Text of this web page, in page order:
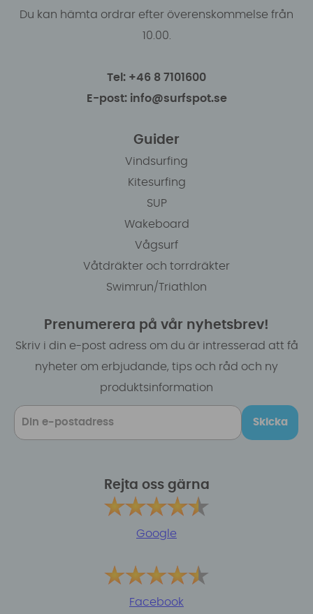
Du kan hämta ordrar efter överenskommelse från
10.00.
Tel: +46 8 7101600
E-post: info@surfspot.se
Guider
Vindsurfing
Kitesurfing
SUP
Wakeboard
Vågsurf
Våtdräkter och torrdräkter
Swimrun/Triathlon
Prenumerera på vår nyhetsbrev!
Skriv i din e-post adress om du är intresserad att få
nyheter om erbjudande, tips och råd och ny
produktsinformation
Skicka
Rejta oss gärna
Google
Facebook